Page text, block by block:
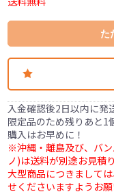
た
入金確認後2日以内に発
限定品のため残りあと1
購入はお早めに！
※沖縄・離島及び、バ
ノ)は送料が別途お見積
大型商品につきまして
せくださいますようお願